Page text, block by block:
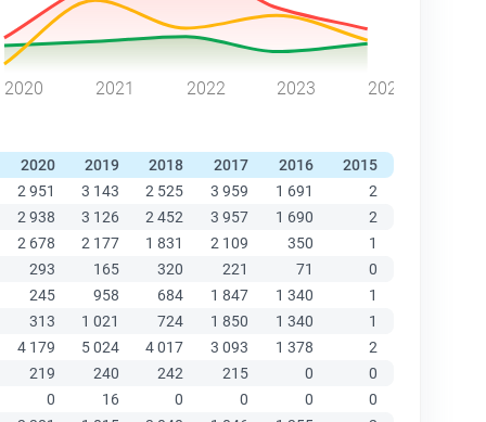
2020 2021 2022 2023 2024
2020 2019 2018 2017 2016 2015